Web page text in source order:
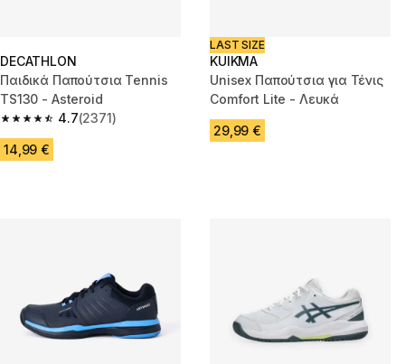
DECATHLON
Παιδικά Παπούτσια Tennis
TS130 - Asteroid
4.7
4.7 out of 5 stars from 2371 reviews
(2371)
14,99 €
LAST SIZE
KUIKMA
Unisex Παπούτσια για Τένις
Comfort Lite - Λευκά
29,99 €